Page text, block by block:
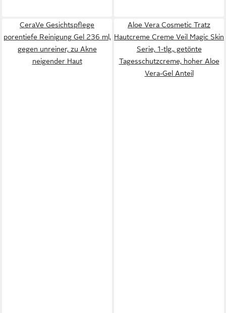
CeraVe Gesichtspflege
porentiefe Reinigung Gel 236 ml,
gegen unreiner, zu Akne
neigender Haut
Aloe Vera Cosmetic Tratz
Hautcreme Creme Veil Magic Skin
Serie, 1-tlg., getönte
Tagesschutzcreme, hoher Aloe
Vera-Gel Anteil